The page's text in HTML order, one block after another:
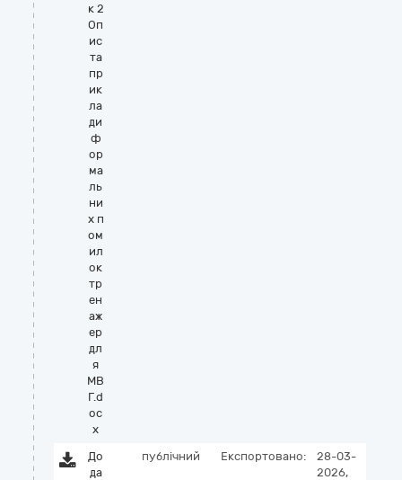
к 2
Оп
ис
та
пр
ик
ла
ди
ф
ор
ма
ль
ни
х п
ом
ил
ок
тр
ен
аж
ер
дл
я
МВ
Г.d
oc
x
До
да
публічний Експортовано:
28-03-
2026,